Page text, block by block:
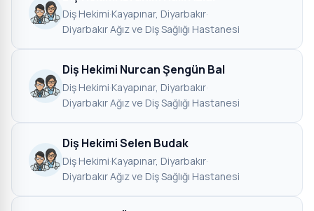
Diş Hekimi·Kayapınar, Diyarbakır·
Diyarbakır Ağız ve Diş Sağlığı Hastanesi
Diş Hekimi Nurcan Şengün Bal
Diş Hekimi·Kayapınar, Diyarbakır·
Diyarbakır Ağız ve Diş Sağlığı Hastanesi
Diş Hekimi Selen Budak
Diş Hekimi·Kayapınar, Diyarbakır·
Diyarbakır Ağız ve Diş Sağlığı Hastanesi